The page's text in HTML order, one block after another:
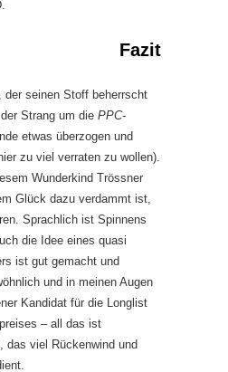
Fazit
der seinen Stoff beherrscht
Strang um die PPC-
etwas überzogen und
zu viel verraten zu wollen).
Wunderkind Trössner
Glück dazu verdammt ist,
Sprachlich ist Spinnens
die Idee eines quasi
ist gut gemacht und
und in meinen Augen
Kandidat für die Longlist
– all das ist
das viel Rückenwind und